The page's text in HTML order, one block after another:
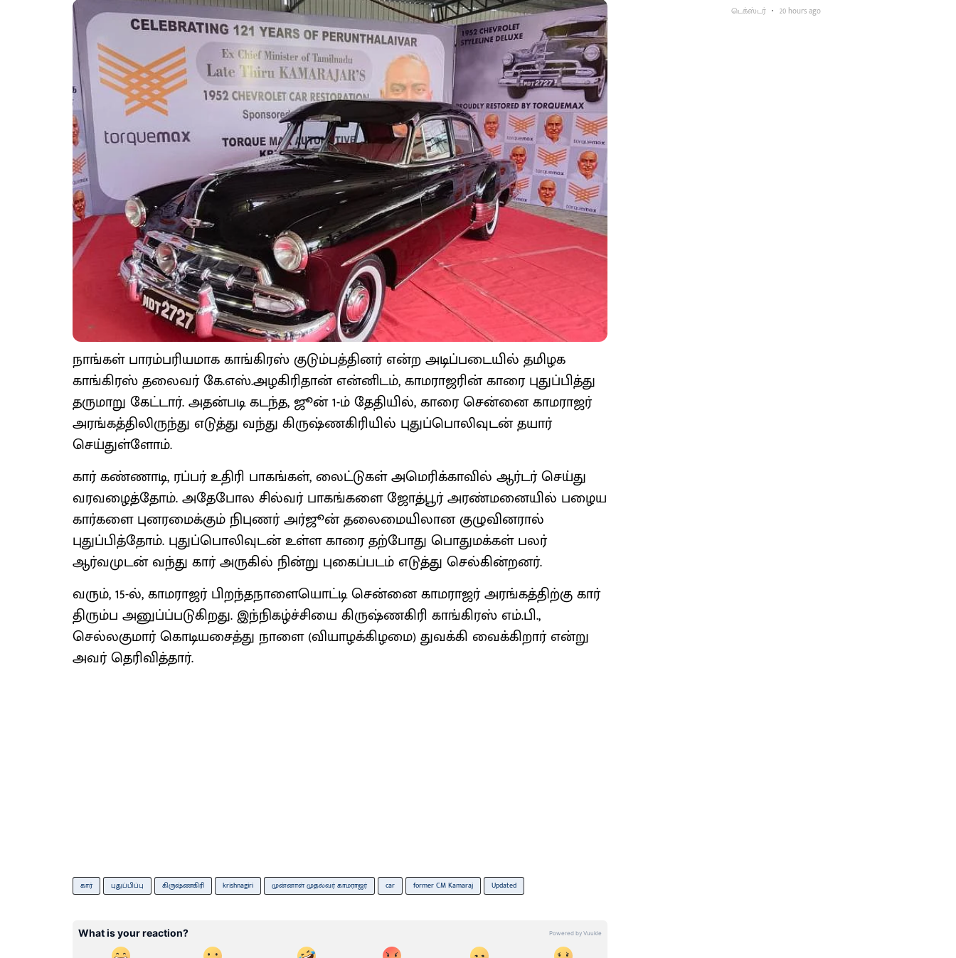
நாங்கள் பாரம்பரியமாக காங்கிரஸ் குடும்பத்தினர் என்ற அடிப்படையில் தமிழக
காங்கிரஸ் தலைவர் கே.எஸ்.அழகிரிதான் என்னிடம், காமராஜரின் காரை புதுப்பித்து
தருமாறு கேட்டார். அதன்படி கடந்த, ஜூன் 1-ம் தேதியில், காரை சென்னை காமராஜர்
அரங்கத்திலிருந்து எடுத்து வந்து கிருஷ்ணகிரியில் புதுப்பொலிவுடன் தயார்
செய்துள்ளோம்.
கார் கண்ணாடி, ரப்பர் உதிரி பாகங்கள், லைட்டுகள் அமெரிக்காவில் ஆர்டர் செய்து
வரவழைத்தோம். அதேபோல சில்வர் பாகங்களை ஜோத்பூர் அரண்மனையில் பழைய
கார்களை புனரமைக்கும் நிபுணர் அர்ஜூன் தலைமையிலான குழுவினரால்
புதுப்பித்தோம். புதுப்பொலிவுடன் உள்ள காரை தற்போது பொதுமக்கள் பலர்
ஆர்வமுடன் வந்து கார் அருகில் நின்று புகைப்படம் எடுத்து செல்கின்றனர்.
வரும், 15-ல், காமராஜர் பிறந்தநாளையொட்டி சென்னை காமராஜர் அரங்கத்திற்கு கார்
திரும்ப அனுப்ப்படுகிறது. இந்நிகழ்ச்சியை கிருஷ்ணகிரி காங்கிரஸ் எம்.பி.,
செல்லகுமார் கொடியசைத்து நாளை (வியாழக்கிழமை) துவக்கி வைக்கிறார் என்று
அவர் தெரிவித்தார்.
கார் புதுப்பிப்பு கிருஷ்ணகிரி krishnagiri முன்னாள் முதல்வர் காமராஜர் car former CM Kamaraj Updated
டெக்ஸ்டர் 20 hours ago